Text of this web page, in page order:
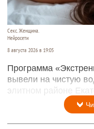
Секс. Женщина.
Нейросети
8 августа 2026 в 19:05
Программа
вывели на чистую
элитном районе